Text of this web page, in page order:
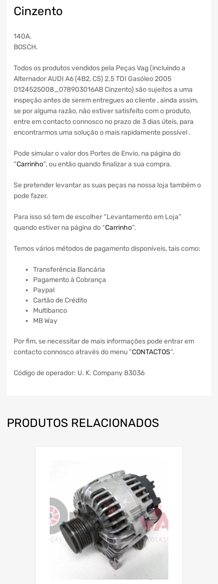
Cinzento
140A.
BOSCH.
Todos os produtos vendidos pela Peças Vag (incluindo a
Alternador AUDI A6 (4B2, C5) 2.5 TDI Gasóleo 2005
0124525008_078903016AB Cinzento) são sujeitos a uma
inspeção antes de serem entregues ao cliente , ainda assim,
se por alguma razão, não estiver satisfeito com o produto,
entre em contacto connosco no prazo de 3 dias úteis, para
encontrarmos uma solução o mais rapidamente possível .
Pode simular o valor dos Portes de Envio, na página do
“Carrinho“, ou então quando finalizar a sua compra.
Se pretender levantar as suas peças na nossa loja também o
pode fazer.
Para isso só tem de escolher “Levantamento em Loja”
quando estiver na página do “Carrinho“.
Temos vários métodos de pagamento disponíveis, tais como:
Transferência Bancária
Pagamento à Cobrança
Paypal
Cartão de Crédito
Multibanco
MB Way
Por fim, se necessitar de mais informações pode entrar em
contacto connosco através do menu “CONTACTOS“.
Código de operador: U. K. Company 83036
PRODUTOS RELACIONADOS